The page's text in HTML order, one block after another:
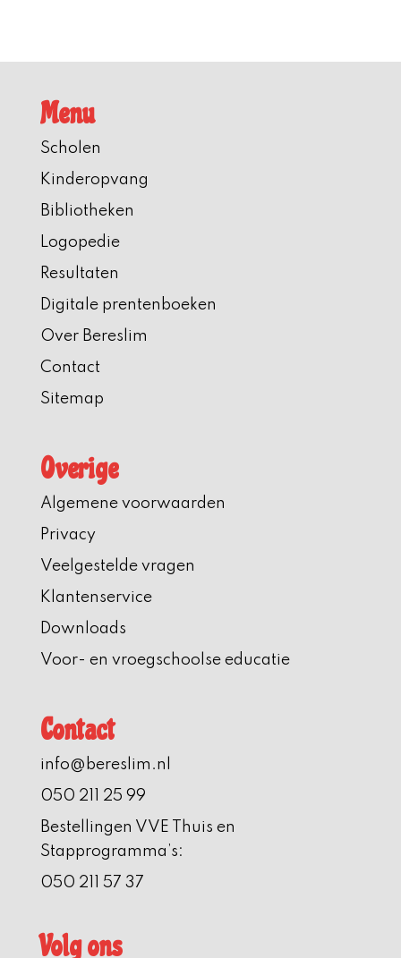
Menu
Scholen
Kinderopvang
Bibliotheken
Logopedie
Resultaten
Digitale prentenboeken
Over Bereslim
Contact
Sitemap
Overige
Algemene voorwaarden
Privacy
Veelgestelde vragen
Klantenservice
Downloads
Voor- en vroegschoolse educatie
Contact
info@bereslim.nl
050 211 25 99
Bestellingen VVE Thuis en
Stapprogramma’s:
050 211 57 37
Volg ons